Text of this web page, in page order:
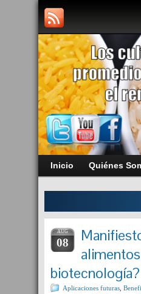
Inicio Quiénes
AUG
08
biotecnología?
Aplicaciones futuras